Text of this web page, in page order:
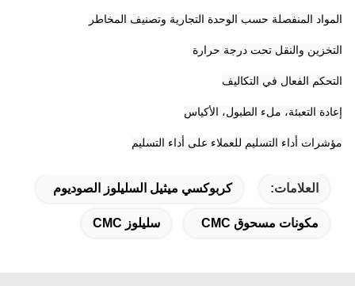
المواد المنفصلة حسب الوحدة التجارية وتصنيف المخاطر
التخزين والنقل تحت درجة حرارة
التحكم الفعال في التكاليف
إعادة التعبئة، ملء الطبول، الأكياس
مؤشرات أداء التسليم للعملاء على أداء التسليم
العلامات: كربوكسي ميثيل السليلوز الصوديوم
مكونات مسحوق CMC سليلوز CMC